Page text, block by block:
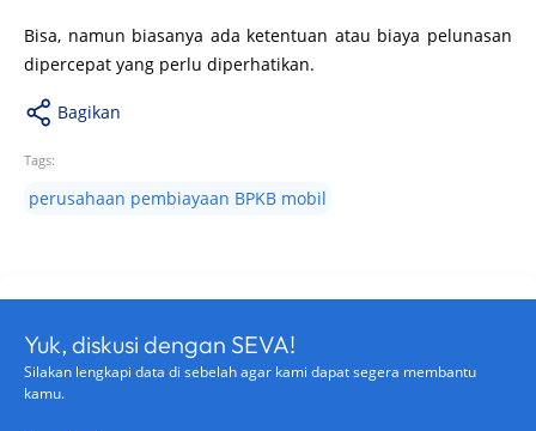
Bisa, namun biasanya ada ketentuan atau biaya pelunasan
dipercepat yang perlu diperhatikan.
Bagikan
Tags:
perusahaan pembiayaan BPKB mobil
Yuk, diskusi dengan SEVA!
Silakan lengkapi data di sebelah agar kami dapat segera membantu
kamu.